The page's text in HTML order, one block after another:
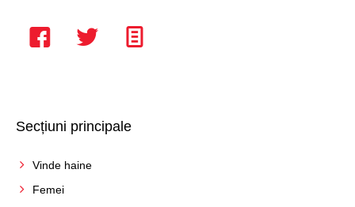
Secțiuni principale
Vinde haine
Femei